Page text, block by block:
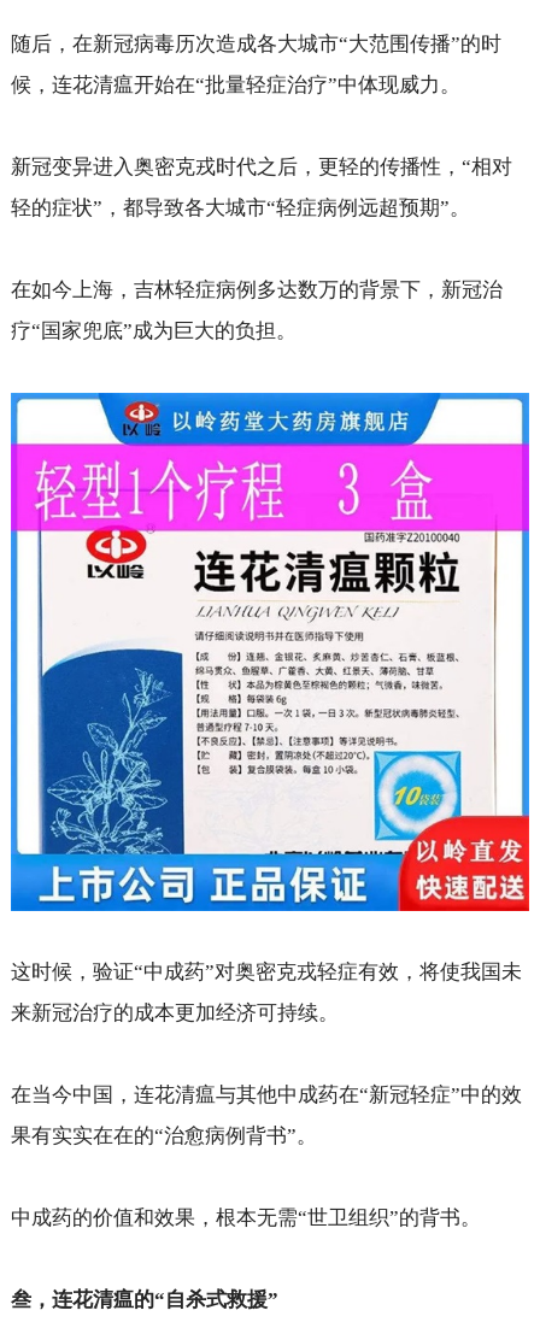
随后，在新冠病毒历次造成各大城市“大范围传播”的时
候，连花清瘟开始在“批量轻症治疗”中体现威力。
新冠变异进入奥密克戎时代之后，更轻的传播性，“相对
轻的症状”，都导致各大城市“轻症病例远超预期”。
在如今上海，吉林轻症病例多达数万的背景下，新冠治
疗“国家兜底”成为巨大的负担。
这时候，验证“中成药”对奥密克戎轻症有效，将使我国未
来新冠治疗的成本更加经济可持续。
在当今中国，连花清瘟与其他中成药在“新冠轻症”中的效
果有实实在在的“治愈病例背书”。
中成药的价值和效果，根本无需“世卫组织”的背书。
叁，连花清瘟的“自杀式救援”